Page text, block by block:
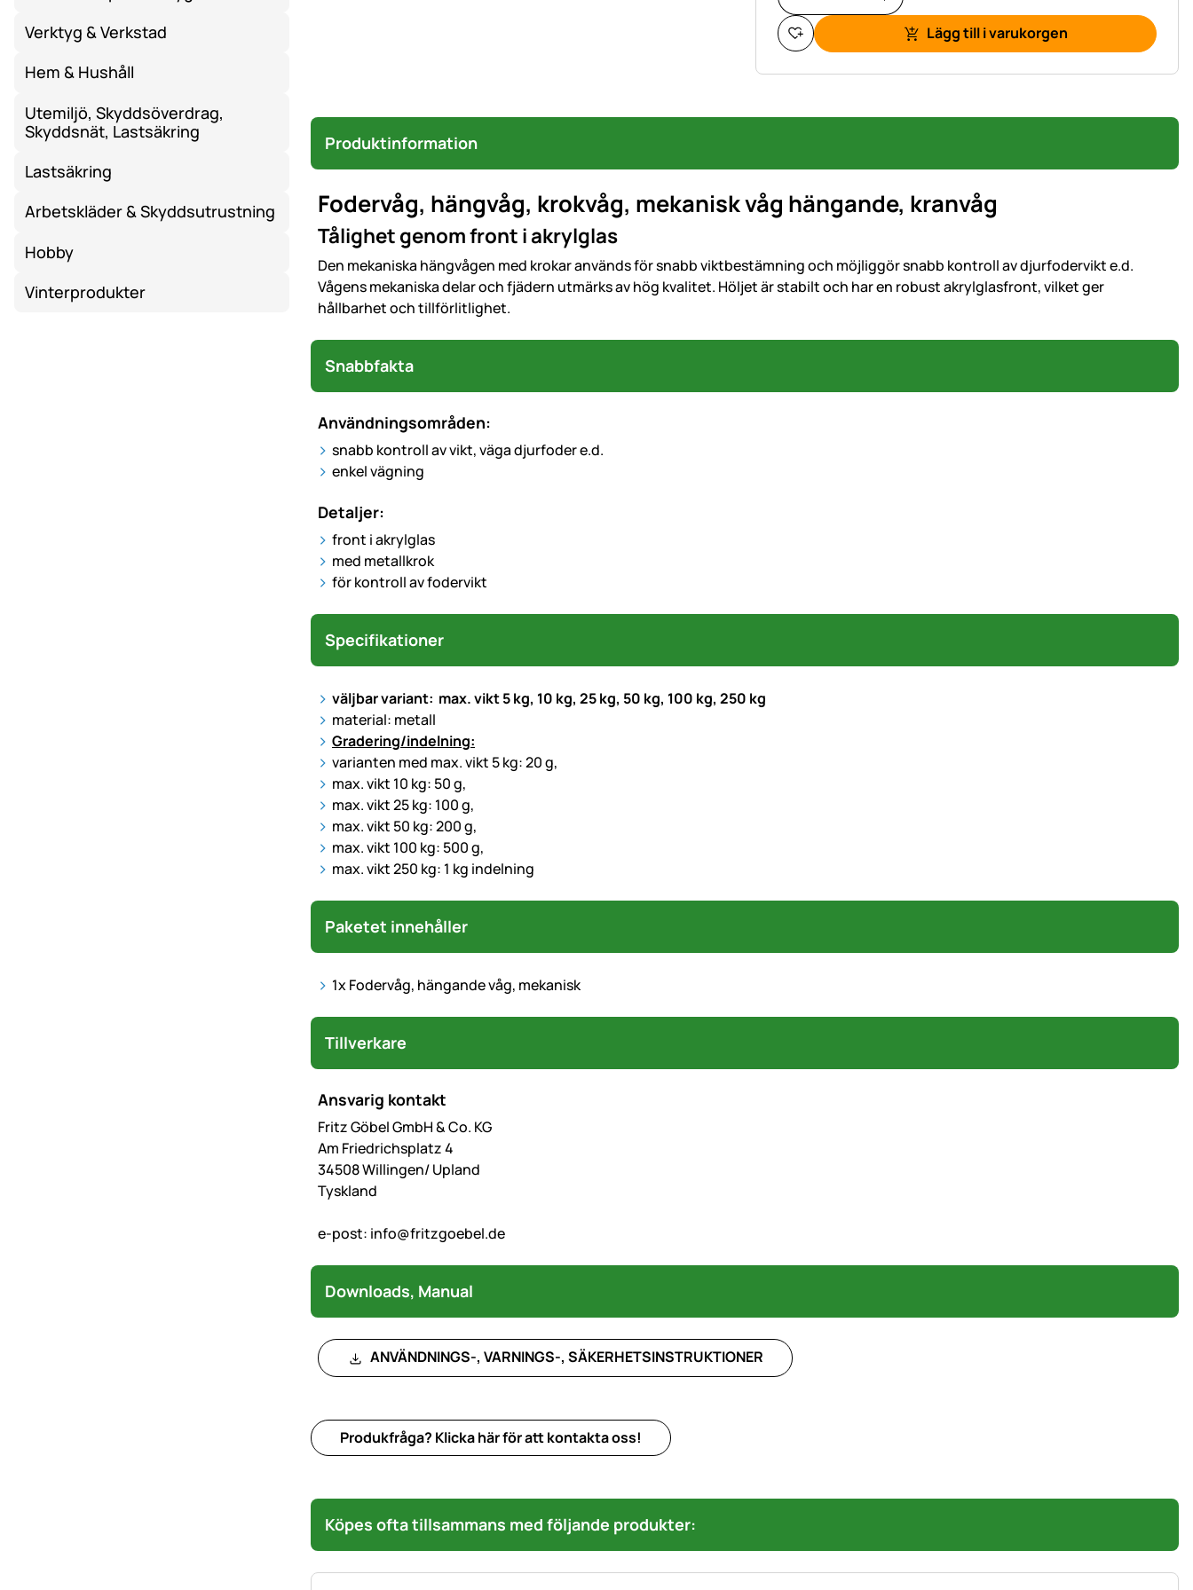
Verktyg & Verkstad
Hem & Hushåll
Utemiljö, Skyddsöverdrag,
Skyddsnät, Lastsäkring
Lastsäkring
Arbetskläder & Skyddsutrustning
Hobby
Vinterprodukter
Lägg till i varukorgen
Produktinformation
Fodervåg, hängvåg, krokvåg, mekanisk våg hängande, kranvåg
Tålighet genom front i akrylglas
Den mekaniska hängvågen med krokar används för snabb viktbestämning och möjliggör snabb kontroll av djurfodervikt e.d.
Vågens mekaniska delar och fjädern utmärks av hög kvalitet. Höljet är stabilt och har en robust akrylglasfront, vilket ger
hållbarhet och tillförlitlighet.
Snabbfakta
Användningsområden:
snabb kontroll av vikt, väga djurfoder e.d.
enkel vägning
Detaljer:
front i akrylglas
med metallkrok
för kontroll av fodervikt
Specifikationer
väljbar variant: max. vikt 5 kg, 10 kg, 25 kg, 50 kg, 100 kg, 250 kg
material: metall
Gradering/indelning:
varianten med max. vikt 5 kg: 20 g,
max. vikt 10 kg: 50 g,
max. vikt 25 kg: 100 g,
max. vikt 50 kg: 200 g,
max. vikt 100 kg: 500 g,
max. vikt 250 kg: 1 kg indelning
Paketet innehåller
1x Fodervåg, hängande våg, mekanisk
Tillverkare
Ansvarig kontakt
Fritz Göbel GmbH & Co. KG
Am Friedrichsplatz 4
34508 Willingen/ Upland
Tyskland
e-post: info@fritzgoebel.de
Downloads, Manual
ANVÄNDNINGS-, VARNINGS-, SÄKERHETSINSTRUKTIONER
Produkfråga? Klicka här för att kontakta oss!
Köpes ofta tillsammans med följande produkter: